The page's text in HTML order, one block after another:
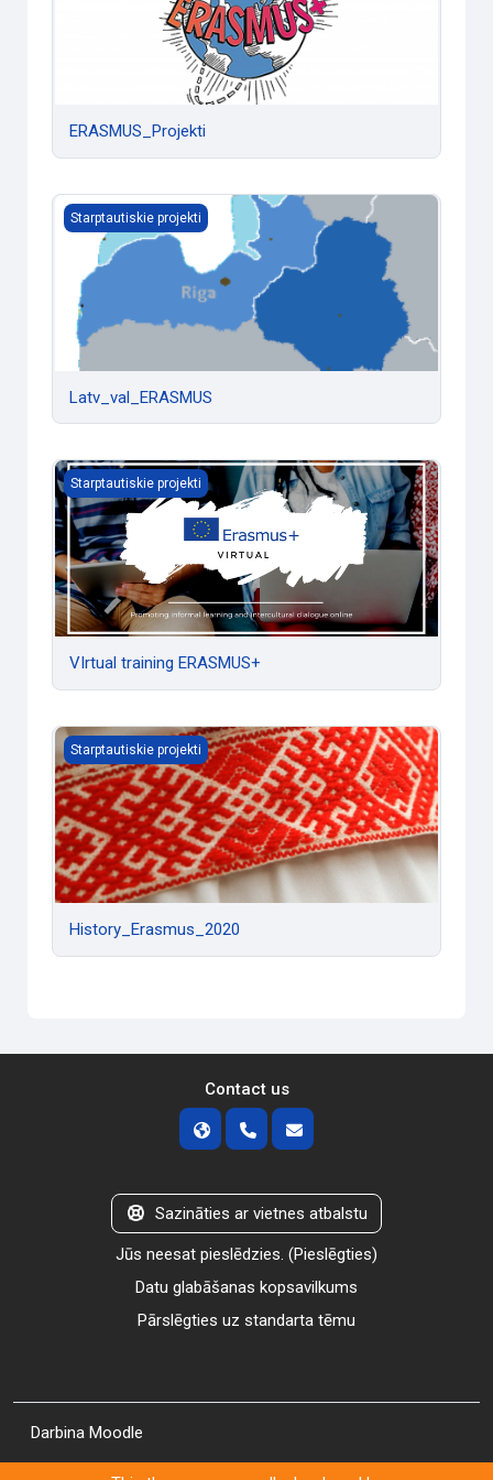
ERASMUS_Projekti
Latv_val_ERASMUS
Starptautiskie projekti
Latv_val_ERASMUS
VIrtual training ERASMUS+
Starptautiskie projekti
VIrtual training ERASMUS+
History_Erasmus_2020
Starptautiskie projekti
History_Erasmus_2020
Contact us
Sazināties ar vietnes atbalstu
Jūs neesat pieslēdzies. (Pieslēgties)
Datu glabāšanas kopsavilkums
Pārslēgties uz standarta tēmu
Darbina Moodle